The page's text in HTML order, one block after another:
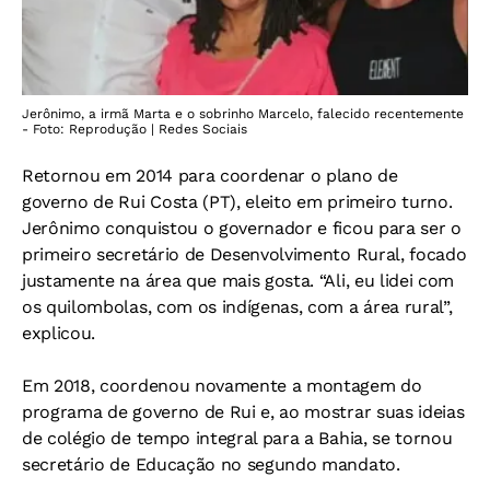
Jerônimo, a irmã Marta e o sobrinho Marcelo, falecido recentemente
- Foto: Reprodução | Redes Sociais
Retornou em 2014 para coordenar o plano de
governo de Rui Costa (PT), eleito em primeiro turno.
Jerônimo conquistou o governador e ficou para ser o
primeiro secretário de Desenvolvimento Rural, focado
justamente na área que mais gosta. “Ali, eu lidei com
os quilombolas, com os indígenas, com a área rural”,
explicou.
Em 2018, coordenou novamente a montagem do
programa de governo de Rui e, ao mostrar suas ideias
de colégio de tempo integral para a Bahia, se tornou
secretário de Educação no segundo mandato.